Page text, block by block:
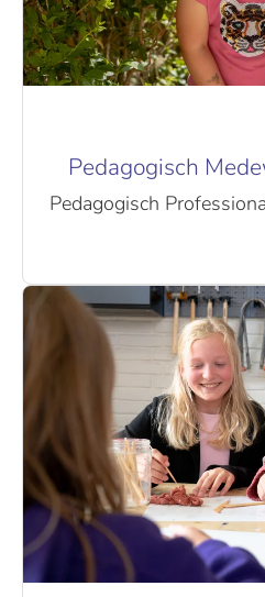
Pedagogisch
Pedagogisch